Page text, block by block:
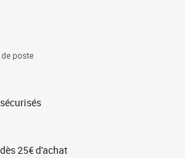
poste
25€ d'achat